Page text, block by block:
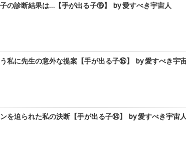
の診断結果は…【手が出る子⑯】 by 愛すべき宇宙人
私に先生の意外な提案【手が出る子⑮】 by 愛すべき宇
を迫られた私の決断【手が出る子⑭】 by 愛すべき宇宙人